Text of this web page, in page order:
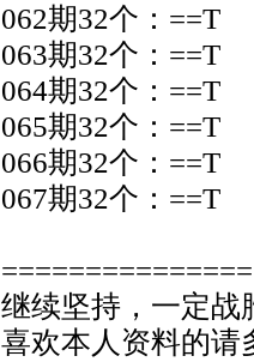
062期32个：==T
063期32个：==T
064期32个：==T
065期32个：==T
066期32个：==T
067期32个：==T
继续坚持，一定战
喜欢本人资料的请